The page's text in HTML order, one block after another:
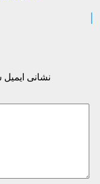
نشانی